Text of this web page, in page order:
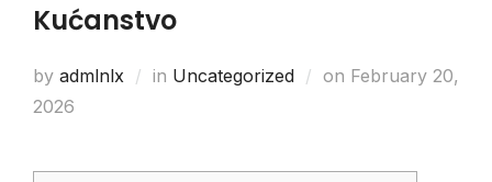
Kućanstvo
by admlnlx in Uncategorized on February 20,
2026